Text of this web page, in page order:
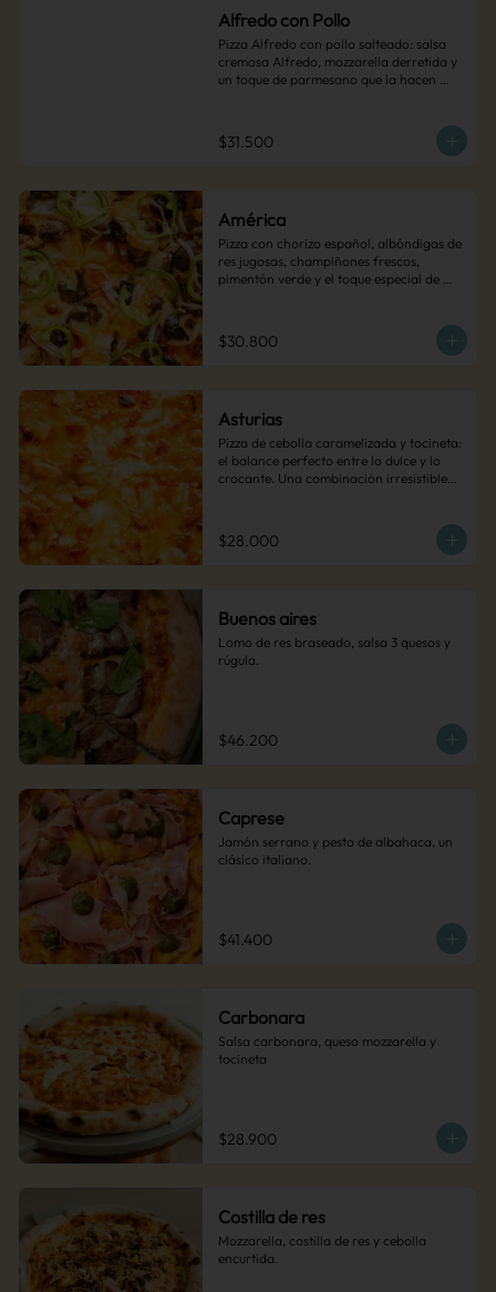
Alfredo con Pollo
Pizza Alfredo con pollo salteado: salsa
cremosa Alfredo, mozzarella derretida y
un toque de parmesano que la hacen
$31.500
América
Pizza con chorizo español, albóndigas de
res jugosas, champiñones frescos,
pimentón verde y el toque especial de
$30.800
Asturias
Pizza de cebolla caramelizada y tocineta:
el balance perfecto entre lo dulce y lo
crocante. Una combinación irresistible…
$28.000
Buenos aires
Lomo de res braseado, salsa 3 quesos y
rúgula.
$46.200
Caprese
Jamón serrano y pesto de albahaca, un
clásico italiano.
$41.400
Carbonara
Salsa carbonara, queso mozzarella y
tocineta
$28.900
Costilla de res
Mozzarella, costilla de res y cebolla
encurtida.